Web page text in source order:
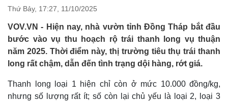
Thứ Bảy, 17:27, 11/10/2025
VOV.VN - Hiện nay, nhà vườn tỉnh Đồng Tháp bắt đầu
bước vào vụ thu hoạch rộ trái thanh long vụ thuận
năm 2025. Thời điểm này, thị trường tiêu thụ trái thanh
long rất chậm, dẫn đến tình trạng dội hàng, rớt giá.
Thanh long loại 1 hiện chỉ còn ở mức 10.000 đồng/kg,
nhưng số lượng rất ít; số còn lại chủ yếu là loại 2, loại 3